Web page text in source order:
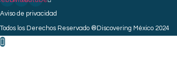
Aviso de privacidad
Todos los Derechos Reservado ®Discovering México 2024